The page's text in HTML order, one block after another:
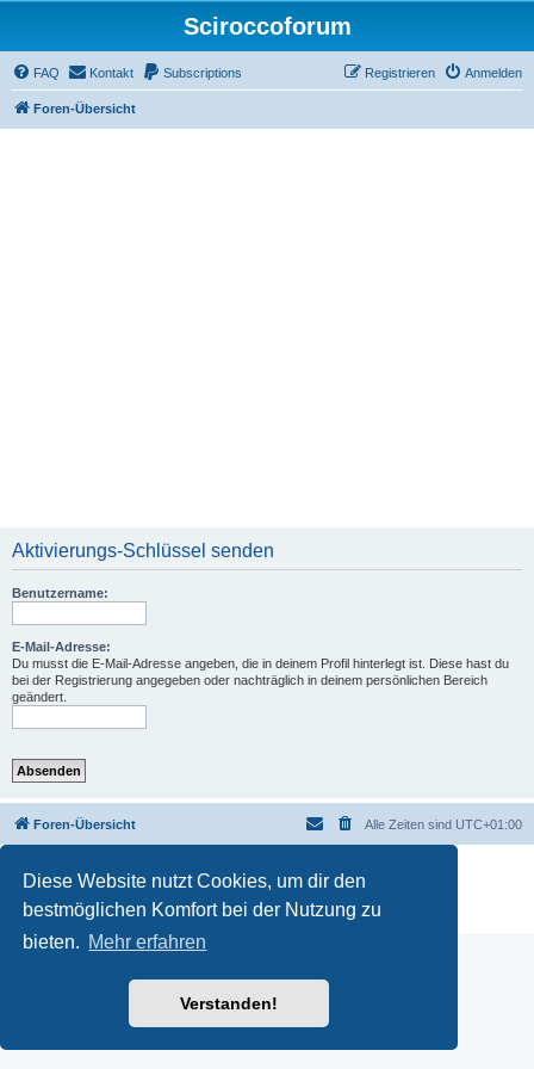
Diese Website nutzt Cookies, um dir den
bestmöglichen Komfort bei der Nutzung zu
bieten. Mehr erfahren
Verstanden!
Sciroccoforum
FAQ Kontakt Subscriptions Anmelden
Registrieren
Foren-Übersicht
Aktivierungs-Schlüssel senden
Benutzername:
E-Mail-Adresse:
Du musst die E-Mail-Adresse angeben, die in deinem Profil hinterlegt ist. Diese hast du
bei der Registrierung angegeben oder nachträglich in deinem persönlichen Bereich
geändert.
Foren-Übersicht Alle Zeiten sind UTC+01:00
Deutsche Übersetzung durchphpBB.de
Datenschutz|Nutzungsbedingungen